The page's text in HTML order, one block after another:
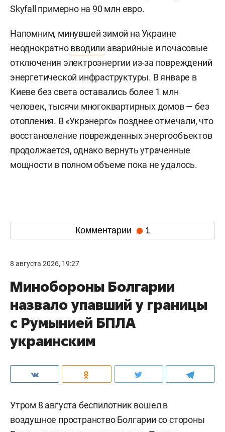
Skyfall примерно на 90 млн евро.
Напомним, минувшей зимой на Украине
неоднократновводили аварийные и почасовые
отключения электроэнергии из-за повреждений
энергетической инфраструктуры. В январе в
Киеве без света оставались более 1 млн
человек, тысячи многоквартирных домов — без
отопления. В «Укрэнерго» позднее отмечали, что
восстановление поврежденных энергообъектов
продолжается, однако вернуть утраченные
мощности в полном объеме пока не удалось.
Комментарии 1
8 августа 2026, 19:27
Минобороны Болгарии
назвало упавший у границы
с Румынией БПЛА
украинским
Утром 8 августа беспилотник вошел в
воздушное пространство Болгарии со стороны